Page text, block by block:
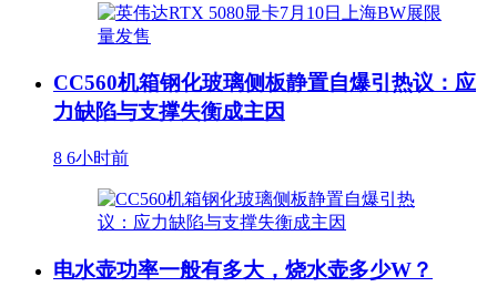
CC560机箱钢化玻璃侧板静置自爆引热议：应
力缺陷与支撑失衡成主因
8 6小时前
电水壶功率一般有多大，烧水壶多少W？